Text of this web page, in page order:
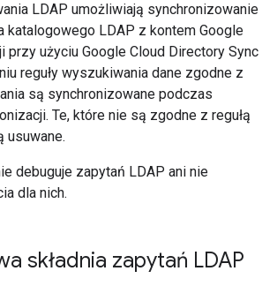
LDAP umożliwiają synchronizowanie
katalogowego LDAP z kontem Google
przy użyciu Google Cloud Directory Sync
reguły wyszukiwania dane zgodne z
są synchronizowane podczas
Te, które nie są zgodne z regułą
usuwane.
debuguje zapytań LDAP ani nie
dla nich.
składnia zapytań LDAP